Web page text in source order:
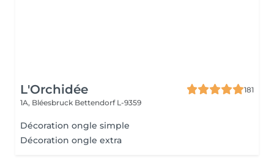
L'Orchidée
181
1A, Bléesbruck Bettendorf L-9359
Décoration ongle simple
Décoration ongle extra